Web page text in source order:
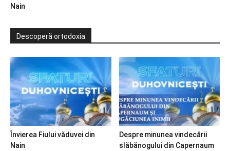
Nain
Descoperă ortodoxia
Învierea Fiului văduvei din
Nain
Despre minunea vindecării
slăbănogului din Capernaum